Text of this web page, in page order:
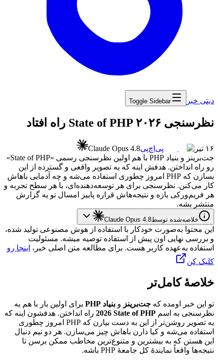
دیتی خبر Toggle Sidebar
‏نظرسنجی State of PHP ۲۰۲۶ راه افتاد
۱۶ تیر پی‌اچ‌پیClaude Opus 4.8
جت‌برینز و بنیاد PHP با هم اولین نظرسنجی رسمی «
State of PHP
»
رو راه انداختن. هدفش اینه که یه تصویر واقعی و گسترده از
این
بسازن که PHP امروز چطوری استفاده می‌شه و چه آدمایی باهاش
کار می‌کنن. نظرسنجی برای هر توسعه‌دهنده‌ای، با هر سطح تجربه و
هر فریم‌ورکی بازه و نتیجه‌هاش قراره پاییز امسال تو یه گزارش
منتشر بشه.
خلاصه‌شده توسطClaude Opus 4.8
این محتوا به‌صورت خودکار با استفاده از هوش مصنوعی تولید شده،
و بررسی نهایی اون پیش از استفاده توصیه میشه. مسئولیت
استفاده به‌عهده کاربر هست. برای مطالعه متن اصلی خبر، اینجا رو
کلیک کن
خلاصهٔ کامل‌تر
تو این خبر اومده که جت‌برینز و بنیاد PHP برای اولین بار با هم یه
نظرسنجی به اسم State of PHP
2026 راه انداختن. هدفشون اینه که
یه تصویر روشن‌تر از این به دست بیارن که PHP امروز چطوری
استفاده می‌شه و کیا دارن باهاش چیز می‌سازن. هر دو تیم دنبال
این هستن که به بیشترین و متنوع‌ترین مخاطب ممکن برسن تا
نتیجه‌ها واقعاً نمایندهٔ کل جامعهٔ PHP باشه.